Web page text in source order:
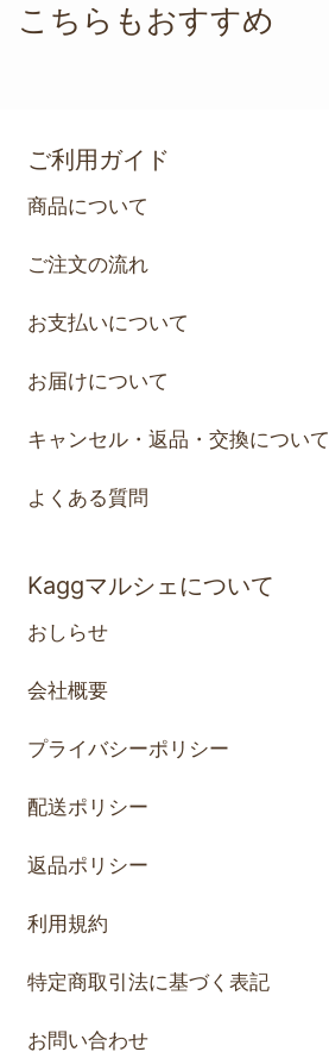
こちらもおすすめ
ご利用ガイド
商品について
ご注文の流れ
お支払いについて
お届けについて
キャンセル・返品・交換について
よくある質問
Kaggマルシェについて
おしらせ
会社概要
プライバシーポリシー
配送ポリシー
返品ポリシー
利用規約
特定商取引法に基づく表記
お問い合わせ